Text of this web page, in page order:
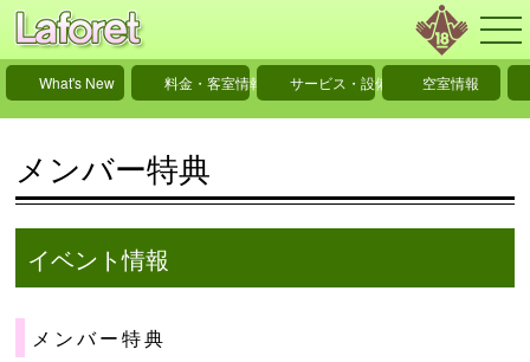
What's New 料金・客室情報 サービス・設備情報 空室情報
メンバー特典
イベント情報
メンバー特典